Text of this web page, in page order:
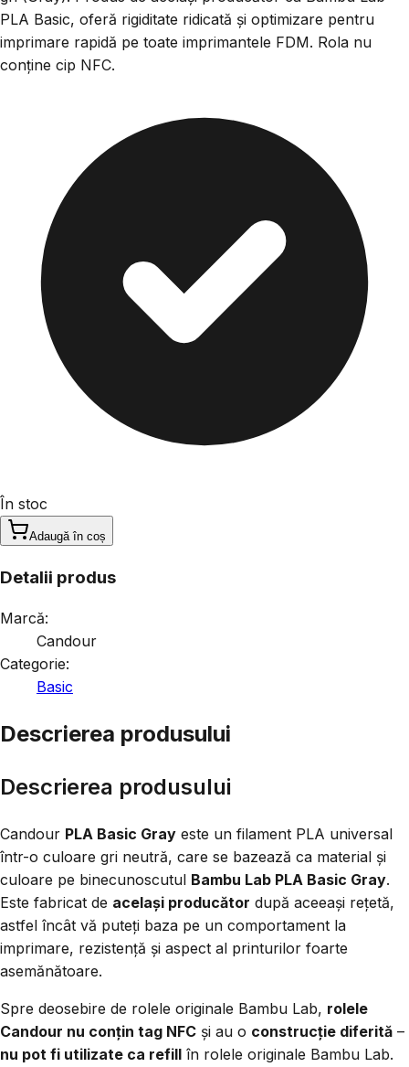
PLA Basic, oferă rigiditate ridicată și optimizare pentru
imprimare rapidă pe toate imprimantele FDM. Rola nu
conține cip NFC.
În stoc
Adaugă în coș
Detalii produs
Marcă:
Candour
Categorie:
Basic
Descrierea produsului
Descrierea produsului
Candour PLA Basic Gray este un filament PLA universal
într-o culoare gri neutră, care se bazează ca material și
culoare pe binecunoscutul Bambu Lab PLA Basic Gray.
Este fabricat de același producător după aceeași rețetă,
astfel încât vă puteți baza pe un comportament la
imprimare, rezistență și aspect al printurilor foarte
asemănătoare.
Spre deosebire de rolele originale Bambu Lab, rolele
Candour nu conțin tag NFC și au o construcție diferită –
nu pot fi utilizate ca refill în rolele originale Bambu Lab.